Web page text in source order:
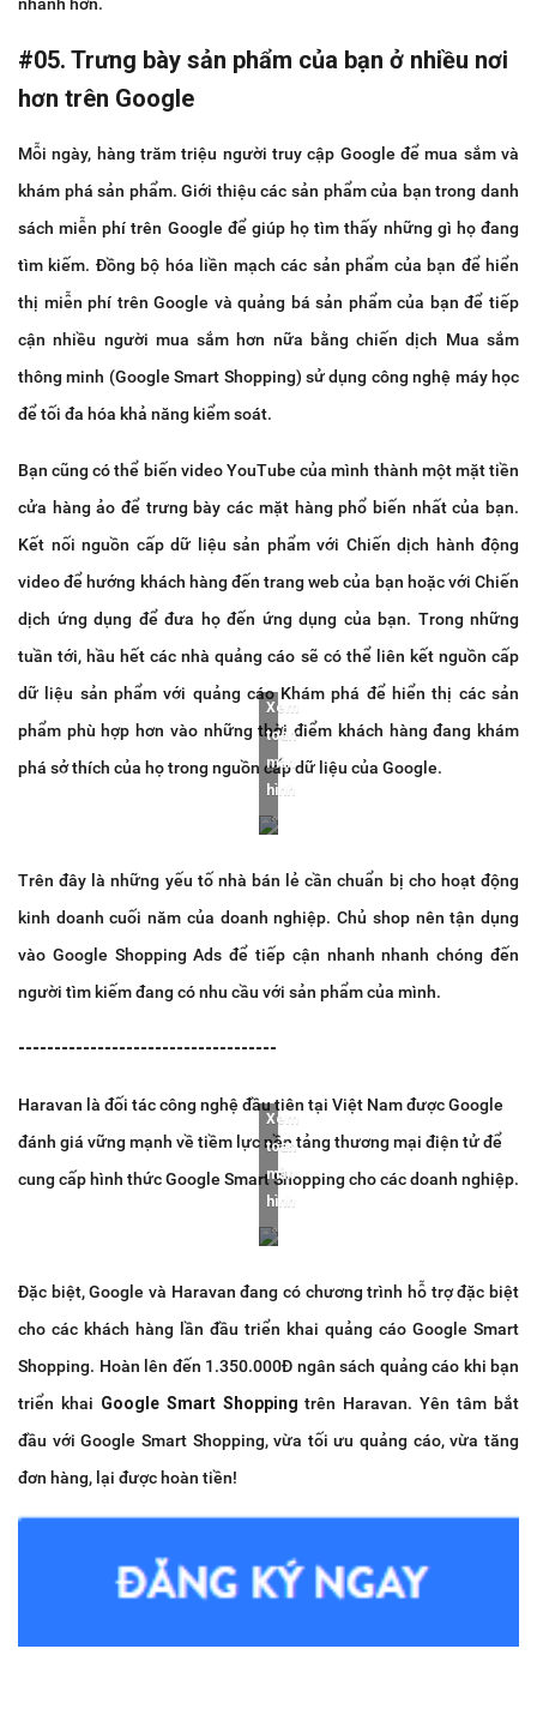
nhanh hơn.
#05. Trưng bày sản phẩm của bạn ở nhiều nơi
hơn trên Google
Mỗi ngày, hàng trăm triệu người truy cập Google để mua sắm và
khám phá sản phẩm. Giới thiệu các sản phẩm của bạn trong danh
sách miễn phí trên Google để giúp họ tìm thấy những gì họ đang
tìm kiếm. Đồng bộ hóa liền mạch các sản phẩm của bạn để hiển
thị miễn phí trên Google và quảng bá sản phẩm của bạn để tiếp
cận nhiều người mua sắm hơn nữa bằng chiến dịch Mua sắm
thông minh (Google Smart Shopping) sử dụng công nghệ máy học
để tối đa hóa khả năng kiểm soát.
Bạn cũng có thể biến video YouTube của mình thành một mặt tiền
cửa hàng ảo để trưng bày các mặt hàng phổ biến nhất của bạn.
Kết nối nguồn cấp dữ liệu sản phẩm với Chiến dịch hành động
video để hướng khách hàng đến trang web của bạn hoặc với Chiến
dịch ứng dụng để đưa họ đến ứng dụng của bạn. Trong những
tuần tới, hầu hết các nhà quảng cáo sẽ có thể liên kết nguồn cấp
dữ liệu sản phẩm với quảng cáo Khám phá để hiển thị các sản
phẩm phù hợp hơn vào những thời điểm khách hàng đang khám
phá sở thích của họ trong nguồn cấp dữ liệu của Google.
Xem
toàn
màn
hình
Trên đây là những yếu tố nhà bán lẻ cần chuẩn bị cho hoạt động
kinh doanh cuối năm của doanh nghiệp. Chủ shop nên tận dụng
vào Google Shopping Ads để tiếp cận nhanh nhanh chóng đến
người tìm kiếm đang có nhu cầu với sản phẩm của mình.
------------------------------------
Haravan là đối tác công nghệ đầu tiên tại Việt Nam được Google
đánh giá vững mạnh về tiềm lực nền tảng thương mại điện tử để
cung cấp hình thức Google Smart Shopping cho các doanh nghiệp.
Xem
toàn
màn
hình
Đặc biệt, Google và Haravan đang có chương trình hỗ trợ đặc biệt
cho các khách hàng lần đầu triển khai quảng cáo Google Smart
Shopping. Hoàn lên đến 1.350.000Đ ngân sách quảng cáo khi bạn
triển khai Google Smart Shopping trên Haravan. Yên tâm bắt
đầu với Google Smart Shopping, vừa tối ưu quảng cáo, vừa tăng
đơn hàng, lại được hoàn tiền!